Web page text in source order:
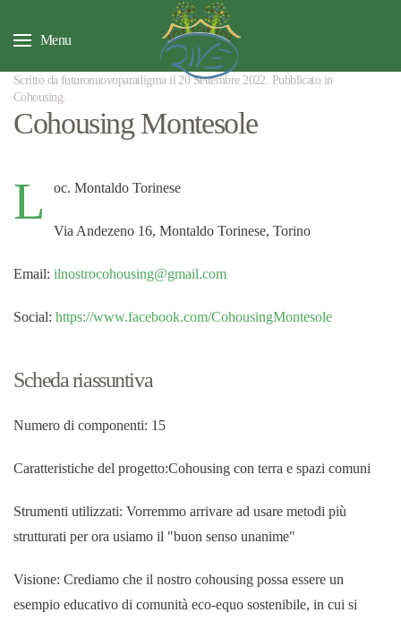
Menu
Scritto da futuronuovoparadigma il20 Settembre 2022. Pubblicato in
Cohousing.
Cohousing Montesole
L oc. Montaldo Torinese
Via Andezeno 16, Montaldo Torinese, Torino
Email: ilnostrocohousing@gmail.com
Social: https://www.facebook.com/CohousingMontesole
Scheda riassuntiva
Numero di componenti: 15
Caratteristiche del progetto:Cohousing con terra e spazi comuni
Strumenti utilizzati: Vorremmo arrivare ad usare metodi più
strutturati per ora usiamo il "buon senso unanime"
Visione: Crediamo che il nostro cohousing possa essere un
esempio educativo di comunità eco-equo sostenibile, in cui si